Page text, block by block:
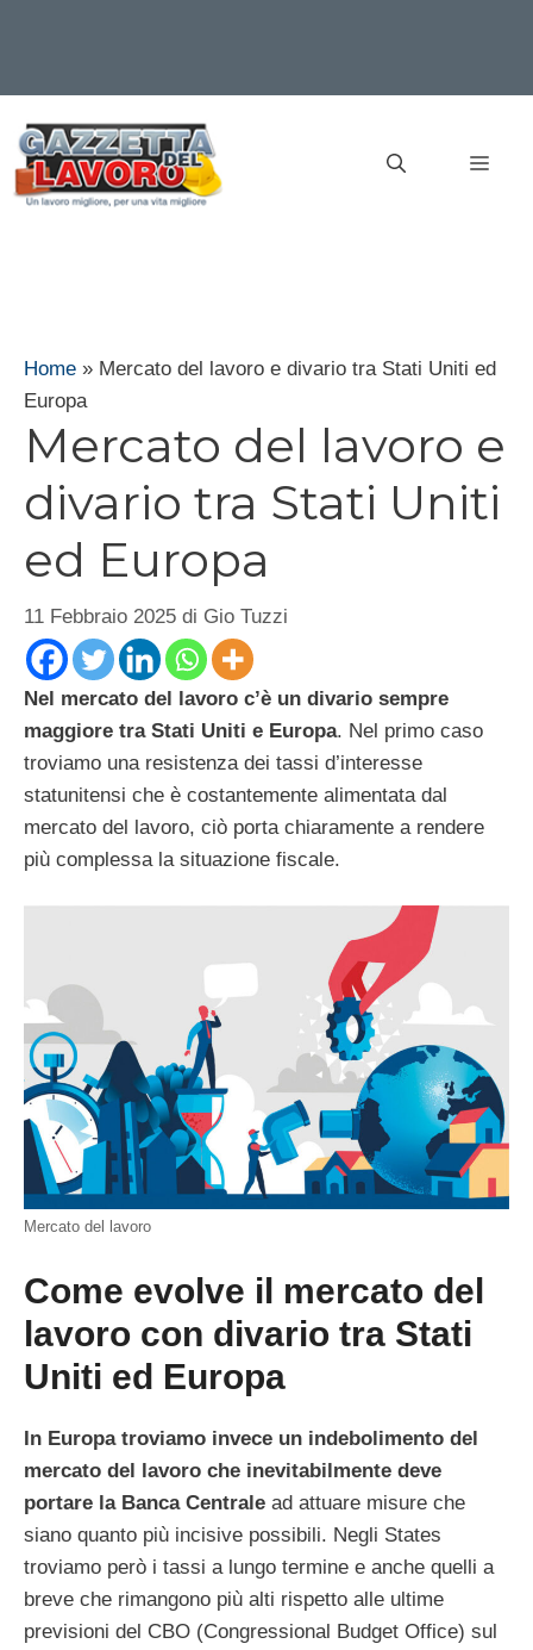
contenuto
Home » Mercato del lavoro e divario tra Stati Uniti ed
Europa
Mercato del lavoro e
divario tra Stati Uniti
ed Europa
11 Febbraio 2025 di Gio Tuzzi
Nel mercato del lavoro c’è un divario sempre
maggiore tra Stati Uniti e Europa. Nel primo caso
troviamo una resistenza dei tassi d’interesse
statunitensi che è costantemente alimentata dal
mercato del lavoro, ciò porta chiaramente a rendere
più complessa la situazione fiscale.
Mercato del lavoro
Come evolve il mercato del
lavoro con divario tra Stati
Uniti ed Europa
In Europa troviamo invece un indebolimento del
mercato del lavoro che inevitabilmente deve
portare la Banca Centrale ad attuare misure che
siano quanto più incisive possibili. Negli States
troviamo però i tassi a lungo termine e anche quelli a
breve che rimangono più alti rispetto alle ultime
previsioni del CBO (Congressional Budget Office) sul